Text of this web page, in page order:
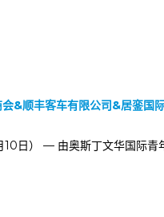
&顺丰客车有限公司&居銮国
10日） — 由奥斯丁文华国际青